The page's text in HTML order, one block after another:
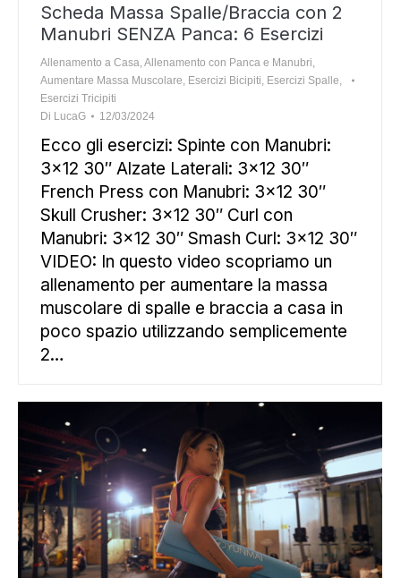
Scheda Massa Spalle/Braccia con 2
Manubri SENZA Panca: 6 Esercizi
Allenamento a Casa Allenamento con Panca e Manubri
Aumentare Massa Muscolare Esercizi Bicipiti Esercizi Spalle
Esercizi Tricipiti
Di LucaG 12/03/2024
Ecco gli esercizi: Spinte con Manubri:
3×12 30″ Alzate Laterali: 3×12 30″
French Press con Manubri: 3×12 30″
Skull Crusher: 3×12 30″ Curl con
Manubri: 3×12 30″ Smash Curl: 3×12 30″
VIDEO: In questo video scopriamo un
allenamento per aumentare la massa
muscolare di spalle e braccia a casa in
poco spazio utilizzando semplicemente
2…